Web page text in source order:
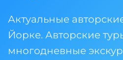
Актуальные
Йорке. Авторские
многодневные